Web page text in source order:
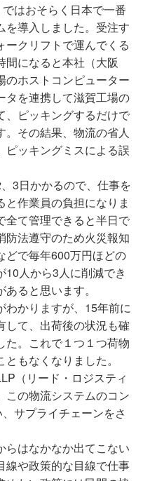
はおそらく日本で一番
を導入しました。受注す
ークリフトで運んでくる
間になると本社（大阪
のホストコンピューター
タを連携して滋賀工場の
、ピッキングするだけで
。その結果、物流の省人
ピッキングミスによる誤
3日かかるので、仕事を
作業員の負担になりま
全て管理できると半日で
防法遵守のため火災報知
どで毎年600万円ほどの
10人から3人に削減でき
ると思います。
かりますが、15年前に
して、出荷後の状況も確
た。これで１つ１つ荷物
もなくなりました。
（リード・ロジスティ
この物流システムのコン
サプライチェーンをさ
はなかなか出てこない
線や政策的な目線で仕事